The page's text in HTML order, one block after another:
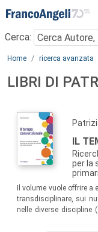
Menu
Cerca:
Main content
Home ricerca avanzata
LIBRI DI
IL
per la
Il volume vuole offrire
transdisciplinare, sui
nelle diverse discipline
didattici, fondati su